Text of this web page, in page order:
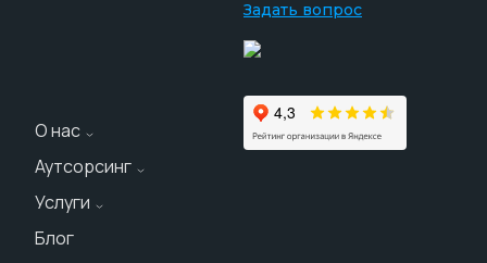
О нас
О компании
Наши реквизиты
Блог
Аутсорсинг
Персонал на склад
Персонал на производство
Услуги
Аренда персонала
Блог
Задать вопрос